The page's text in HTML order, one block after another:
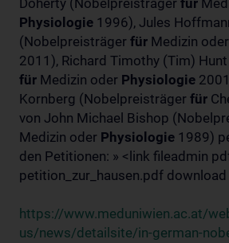
Doherty (Nobelpreisträger für
Physiologie 1996), Jules
(Nobelpreisträger für Medizin oder
2011), Richard Timothy (Tim)
für Medizin oder Physiologie
Kornberg (Nobelpreisträger für
von John Michael Bishop
Medizin oder Physiologie 1989)
den Petitionen: » <link fileadmin
petition_zur_hausen.pdf download
https://www.meduniwien.ac.at/
us/news/detailsite/in-german-